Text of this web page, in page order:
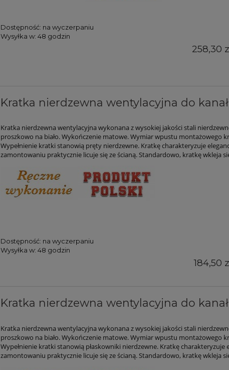
Dostępność: na wyczerpaniu
Wysyłka w: 48 godzin
258,30
Kratka nierdzewna wentylacyjna do
Kratka nierdzewna wentylacyjna wykonana z wysokiej jakości stali
proszkowo na biało. Wykończenie matowe. Wymiar wpustu montażowego
Wypełnienie kratki stanowią pręty nierdzewne. Kratkę charakteryzuje
zamontowaniu praktycznie licuje się ze ścianą. Standardowo, kratkę wkleja
Dostępność: na wyczerpaniu
Wysyłka w: 48 godzin
184,50
Kratka nierdzewna wentylacyjna do
Kratka nierdzewna wentylacyjna wykonana z wysokiej jakości stali
proszkowo na biało. Wykończenie matowe. Wymiar wpustu montażowego
Wypełnienie kratki stanowią płaskowniki nierdzewne. Kratkę charakteryzuje
zamontowaniu praktycznie licuje się ze ścianą. Standardowo, kratkę wkleja